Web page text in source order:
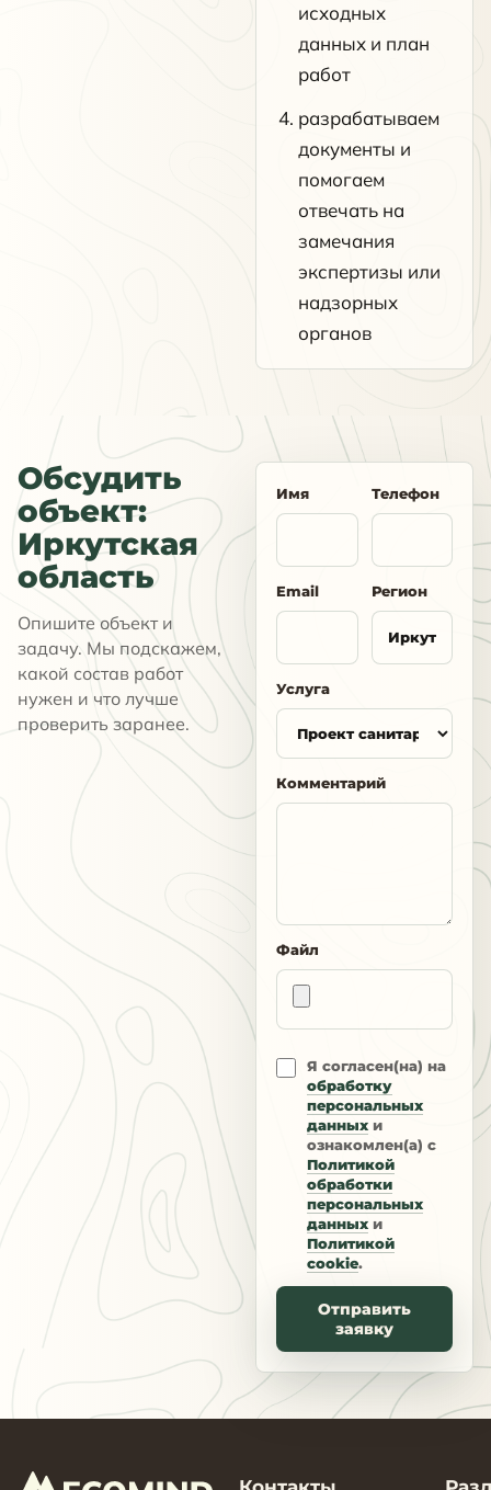
исходных
данных и план
работ
разрабатываем
документы и
помогаем
отвечать на
замечания
экспертизы или
надзорных
органов
Обсудить
объект:
Иркутская
область
Опишите объект и
задачу. Мы подскажем,
какой состав работ
нужен и что лучше
проверить заранее.
Имя Телефон
Email Регион
Услуга
Комментарий
Файл
Я согласен(на) на
обработку
персональных
данных и
ознакомлен(а) с
Политикой
обработки
персональных
данных и
Политикой
cookie.
Отправить
заявку